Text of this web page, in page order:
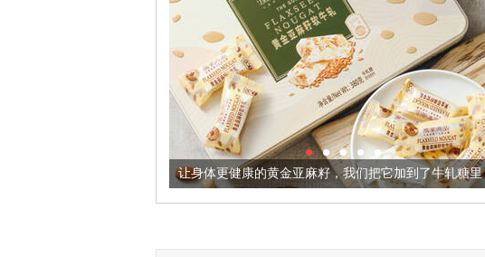
让身体更健康的黄金亚麻籽，我们把它加到了牛轧糖里